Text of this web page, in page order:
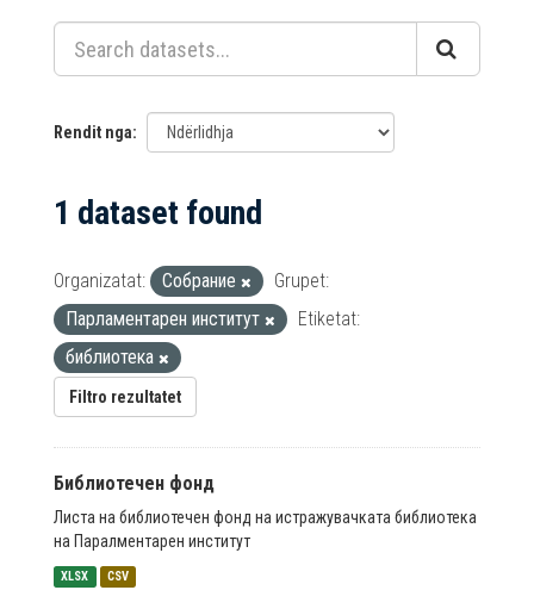
Rendit nga
1 dataset found
Organizatat: Собрание
Grupet:
Парламентарен институт
Etiketat:
библиотека
Filtro rezultatet
Библиотечен фонд
Листа на библиотечен фонд на истражувачката библиотека
на Паралментарен институт
XLSX CSV